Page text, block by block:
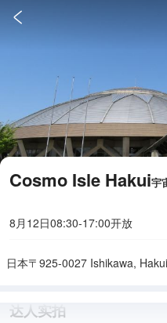

Cosmo Isle Hakui宇
8月12日08:30-17:00开放
达人实拍